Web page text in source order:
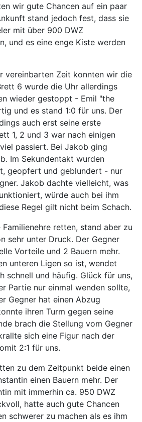
wir gute Chancen auf ein paar
stand jedoch fest, dass sie
mit über 900 DWZ
und es eine enge Kiste werden
vereinbarten Zeit konnten wir die
6 wurde die Uhr allerdings
wieder gestoppt - Emil "the
und es stand 1:0 für uns. Der
auch erst seine erste
1, 2 und 3 war nach einigen
passiert. Bei Jakob ging
Im Sekundentakt wurden
geopfert und geblundert - nur
Jakob dachte vielleicht, was
würde auch bei ihm
Regel gilt nicht beim Schach.
retten, stand aber zu
sehr unter Druck. Der Gegner
Vorteile und 2 Bauern mehr.
unteren Ligen so ist, wendet
schnell und häufig. Glück für uns,
Partie nur einmal wenden sollte,
Gegner hat einen Abzug
ihren Turm gegen seine
brach die Stellung vom Gegner
sich eine Figur nach der
2:1 für uns.
zu dem Zeitpunkt beide einen
einen Bauern mehr. Der
mit immerhin ca. 950 DWZ
hatte auch gute Chancen
schwerer zu machen als es ihm